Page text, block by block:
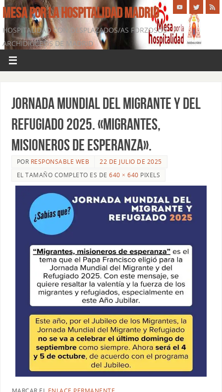
MESA POR LA HOSPITALIDAD MADRID
HOSPITALIDAD CON DESPLAZADOS/AS FORZOSOS -
ARCHIDIÓCESIS DE MADRID
Jornada Mundial del Migrante y del
Refugiado 2025. «MIGRANTES,
MISIONEROS DE ESPERANZA».
POR RESPONSABLE WEB
22 DE JULIO DE 2025
EL TAMAÑO COMPLETO ES DE640 × 640 PIXELS